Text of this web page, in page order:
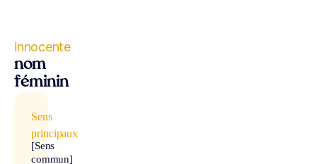
innocente
nom
féminin
Sens
principaux
[Sens
commun]